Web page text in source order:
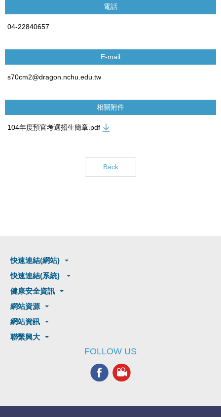
電話
04-22840657
E-mail
s70cm2@dragon.nchu.edu.tw
相關附件
104年度預官考選招生簡章.pdf
Back
快速連結(網站)
快速連結(系統)
健康安全資訊
網站資源
網站資訊
聯繫興大
FOLLOW US